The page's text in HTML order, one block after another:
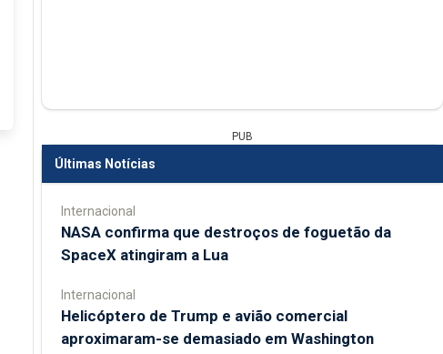
PUB
Últimas Notícias
Internacional
NASA confirma que destroços de foguetão da
SpaceX atingiram a Lua
Internacional
Helicóptero de Trump e avião comercial
aproximaram-se demasiado em Washington